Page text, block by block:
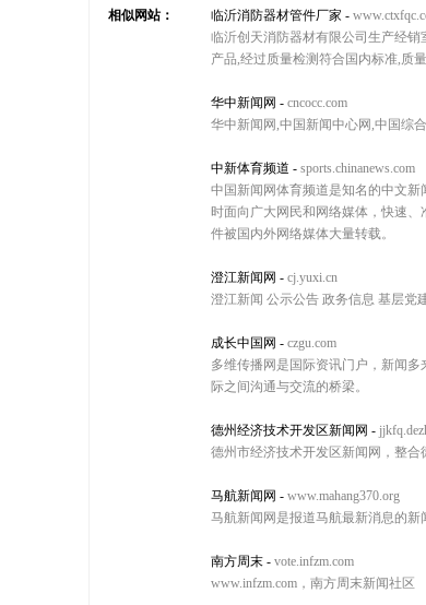
相似网站： 临沂消防器材管件厂家 -
临沂创天消防器材有限公司生产经
产品,经过质量检测符合国内标准,质
华中新闻网 - cncocc.com
华中新闻网,中国新闻中心网,中国综
中新体育频道 - sports.chinanews.com
中国新闻网体育频道是知名的中文
时面向广大网民和网络媒体，快速
件被国内外网络媒体大量转载。
澄江新闻网 - cj.yuxi.cn
澄江新闻 公示公告 政务信息 基层党
成长中国网 - czgu.com
多维传播网是国际资讯门户，新闻
际之间沟通与交流的桥梁。
德州经济技术开发区新闻网 -
德州市经济技术开发区新闻网，整合
马航新闻网 - www.mahang370.org
马航新闻网是报道马航最新消息的新
南方周末 - vote.infzm.com
www.infzm.com，南方周末新闻社区